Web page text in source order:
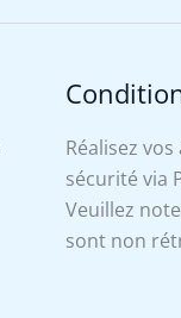
Réalisez
sécurité via
Veuillez
sont non